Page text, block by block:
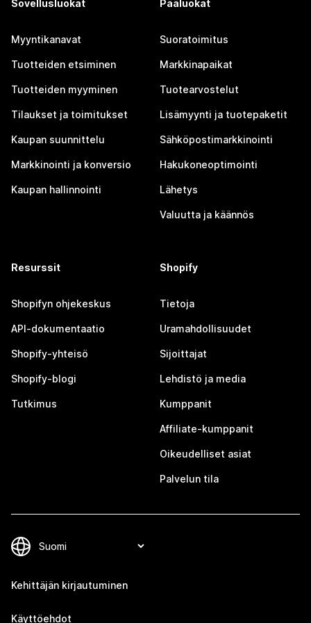
Sovellusluokat
Myyntikanavat
Tuotteiden etsiminen
Tuotteiden myyminen
Tilaukset ja toimitukset
Kaupan suunnittelu
Markkinointi ja konversio
Kaupan hallinnointi
Pääluokat
Suoratoimitus
Markkinapaikat
Tuotearvostelut
Lisämyynti ja tuotepaketit
Sähköpostimarkkinointi
Hakukoneoptimointi
Lähetys
Valuutta ja käännös
Resurssit
Shopifyn ohjekeskus
API-dokumentaatio
Shopify-yhteisö
Shopify-blogi
Tutkimus
Shopify
Tietoja
Uramahdollisuudet
Sijoittajat
Lehdistö ja media
Kumppanit
Affiliate-kumppanit
Oikeudelliset asiat
Palvelun tila
Kehittäjän kirjautuminen
Käyttöehdot